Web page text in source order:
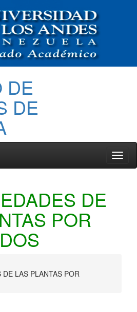
DE
DE
DE
POR
DE LAS PLANTAS POR